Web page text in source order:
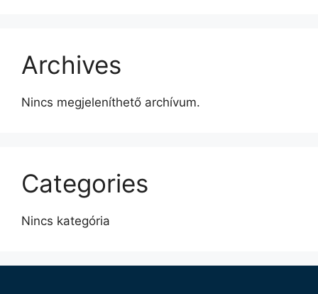
Archives
Nincs megjeleníthető archívum.
Categories
Nincs kategória